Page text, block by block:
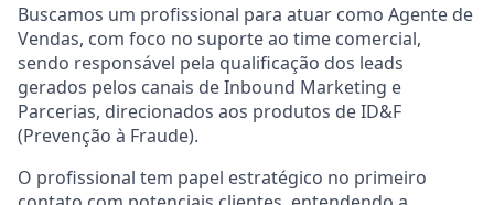
Buscamos um profissional para atuar como Agente de
Vendas, com foco no suporte ao time comercial,
sendo responsável pela qualificação dos leads
gerados pelos canais de Inbound Marketing e
Parcerias, direcionados aos produtos de ID&F
(Prevenção à Fraude).
O profissional tem papel estratégico no primeiro